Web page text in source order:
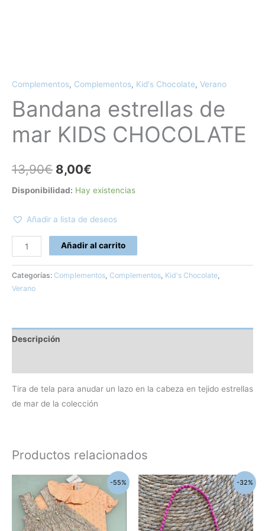
Complementos, Complementos, Kid's Chocolate, Verano
Bandana estrellas de
mar KIDS CHOCOLATE
13,90€ 8,00€
Disponibilidad: Hay existencias
Añadir a lista de deseos
Añadir al carrito
Categorías: Complementos, Complementos, Kid's Chocolate,
Verano
Descripción
Tira de tela para anudar un lazo en la cabeza en tejido estrellas
de mar de la colección
Productos relacionados
-55%
precio
original
era:
62,00€.
El
precio
actual
es:
28,00€.
Este
producto
tiene
múltiples
-32%
El
precio
original
era:
12,60€.
El
precio
actual
es:
8,60€.